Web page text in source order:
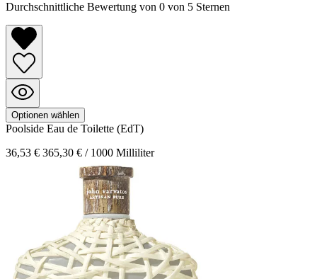
Durchschnittliche Bewertung von 0 von 5 Sternen
Optionen wählen
Poolside Eau de Toilette (EdT)
36,53 € 365,30 € / 1000 Milliliter